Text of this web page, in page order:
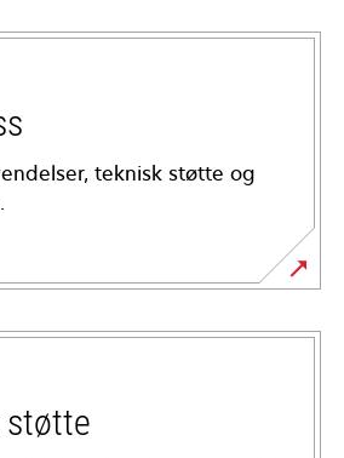
teknisk støtte og
støtte